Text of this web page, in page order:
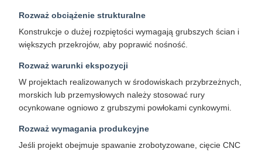
Rozważ obciążenie strukturalne
Konstrukcje o dużej rozpiętości wymagają grubszych ścian i
większych przekrojów, aby poprawić nośność.
Rozważ warunki ekspozycji
W projektach realizowanych w środowiskach przybrzeżnych,
morskich lub przemysłowych należy stosować rury
ocynkowane ogniowo z grubszymi powłokami cynkowymi.
Rozważ wymagania produkcyjne
Jeśli projekt obejmuje spawanie zrobotyzowane, cięcie CNC